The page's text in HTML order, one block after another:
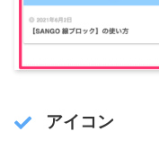
アイコン